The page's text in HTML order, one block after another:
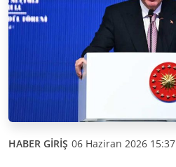
HABER GİRİŞ 06 Haziran 2026 15:37